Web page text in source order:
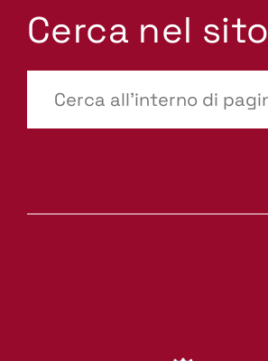
Cerca nel sito
site-